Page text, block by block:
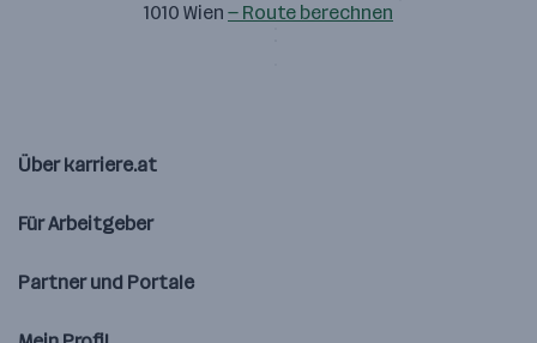
1010 Wien — Route berechnen
Über karriere.at
Für Arbeitgeber
Partner und Portale